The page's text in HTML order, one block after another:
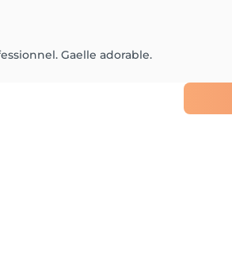
Gaelle adorable.